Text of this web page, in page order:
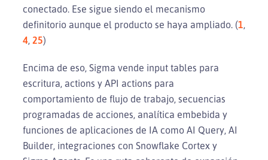
conectado. Ese sigue siendo el mecanismo
definitorio aunque el producto se haya ampliado. (1,
4, 25)
Encima de eso, Sigma vende input tables para
escritura, actions y API actions para
comportamiento de flujo de trabajo, secuencias
programadas de acciones, analítica embebida y
funciones de aplicaciones de IA como AI Query, AI
Builder, integraciones con Snowflake Cortex y